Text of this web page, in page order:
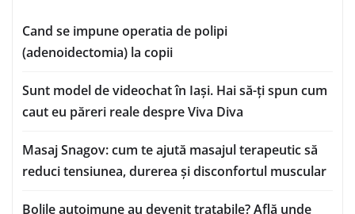
Cand se impune operatia de polipi
(adenoidectomia) la copii
Sunt model de videochat în Iași. Hai să-ți spun cum
caut eu păreri reale despre Viva Diva
Masaj Snagov: cum te ajută masajul terapeutic să
reduci tensiunea, durerea și disconfortul muscular
Bolile autoimune au devenit tratabile? Află unde